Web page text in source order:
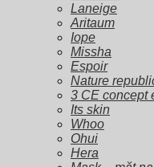
Laneige
Aritaum
Iope
Missha
Espoir
Nature
3 CE concept
Its skin
Whoo
Ohui
Hera